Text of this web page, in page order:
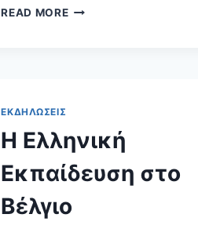
READ MORE
ΕΚΔΗΛΩΣΕΙΣ
Η Ελληνική
Εκπαίδευση στο
Βέλγιο